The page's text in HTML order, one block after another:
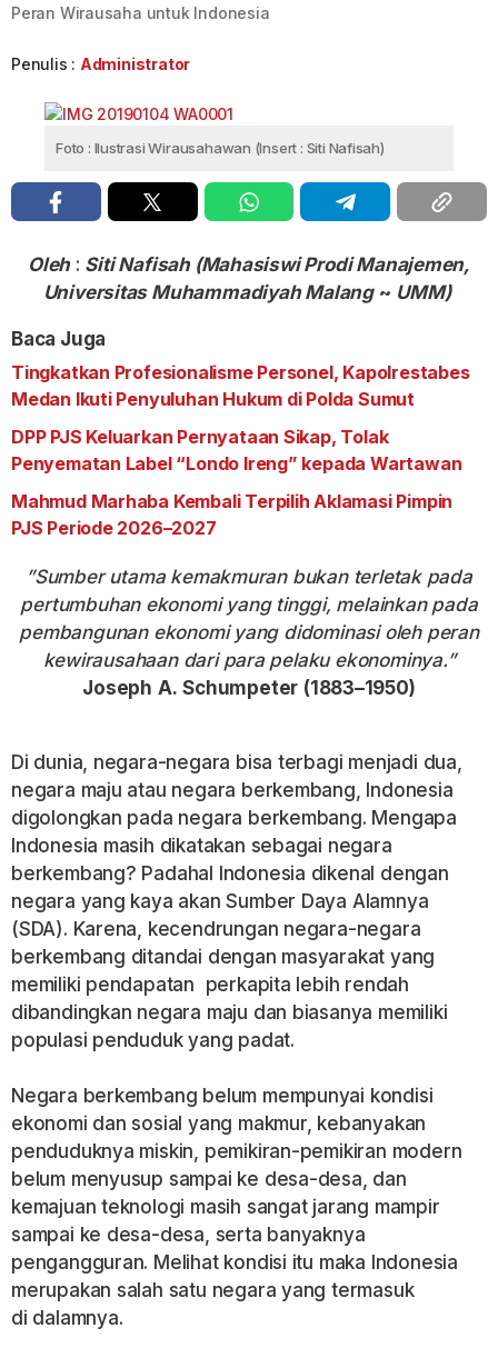
Peran Wirausaha untuk Indonesia
Penulis : Administrator
Foto : Ilustrasi Wirausahawan (Insert : Siti Nafisah)
Oleh : Siti Nafisah (Mahasiswi Prodi Manajemen,
Universitas Muhammadiyah Malang ~ UMM)
Baca Juga
Tingkatkan Profesionalisme Personel, Kapolrestabes
Medan Ikuti Penyuluhan Hukum di Polda Sumut
DPP PJS Keluarkan Pernyataan Sikap, Tolak
Penyematan Label “Londo Ireng” kepada Wartawan
Mahmud Marhaba Kembali Terpilih Aklamasi Pimpin
PJS Periode 2026–2027
”Sumber utama kemakmuran bukan terletak pada
pertumbuhan ekonomi yang tinggi, melainkan pada
pembangunan ekonomi yang didominasi oleh peran
kewirausahaan dari para pelaku ekonominya.”
Joseph A. Schumpeter (1883–1950)
Di dunia, negara-negara bisa terbagi menjadi dua,
negara maju atau negara berkembang, Indonesia
digolongkan pada negara berkembang. Mengapa
Indonesia masih dikatakan sebagai negara
berkembang? Padahal Indonesia dikenal dengan
negara yang kaya akan Sumber Daya Alamnya
(SDA). Karena, kecendrungan negara-negara
berkembang ditandai dengan masyarakat yang
memiliki pendapatan perkapita lebih rendah
dibandingkan negara maju dan biasanya memiliki
populasi penduduk yang padat.
Negara berkembang belum mempunyai kondisi
ekonomi dan sosial yang makmur, kebanyakan
penduduknya miskin, pemikiran-pemikiran modern
belum menyusup sampai ke desa-desa, dan
kemajuan teknologi masih sangat jarang mampir
sampai ke desa-desa, serta banyaknya
pengangguran. Melihat kondisi itu maka Indonesia
merupakan salah satu negara yang termasuk
di dalamnya.